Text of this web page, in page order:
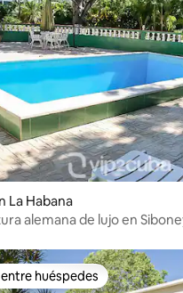
La Habana
alemana de lujo en
huéspedes
huéspedes